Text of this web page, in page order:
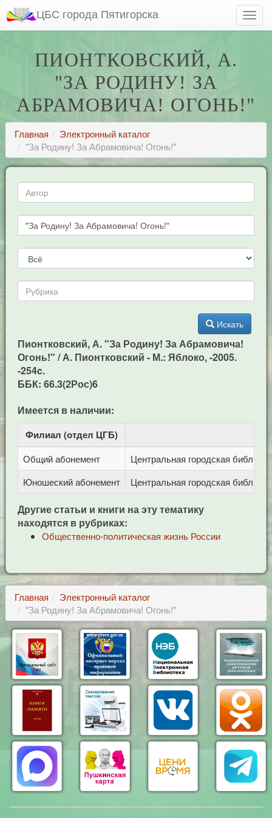
ЦБС города Пятигорска
ПИОНТКОВСКИЙ, А.
"ЗА РОДИНУ! ЗА
АБРАМОВИЧА! ОГОНЬ!"
Главная
Электронный каталог
"За Родину! За Абрамовича! Огонь!"
Искать
Пионтковский, А. "За Родину! За Абрамовича!
Огонь!" / А. Пионтковский - М.: Яблоко, -2005.
-254c.
ББК: 66.3(2Рос)6
Имеется в наличии:
Филиал (отдел ЦГБ)
Общий абонемент
Центральная городская
Юношеский абонемент
Центральная городская
Другие статьи и книги на эту тематику
находятся в рубриках:
Общественно-политическая жизнь России
Главная
Электронный каталог
"За Родину! За Абрамовича! Огонь!"